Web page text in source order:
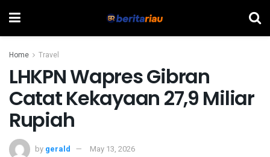
Home Travel
LHKPN Wapres Gibran
Catat Kekayaan 27,9 Miliar
Rupiah
by gerald May 13, 2026